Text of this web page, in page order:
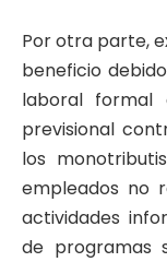
Por otra parte,
beneficio
laboral
previsional
los
empleados no
actividades
de programas